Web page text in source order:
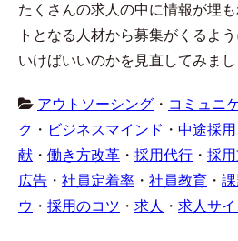
たくさんの求人の中に情報が埋
トとなる人材から募集がくるよ
いけばいいのかを見直してみまし
アウトソーシング ・ コミュニ
ク ・ ビジネスマインド ・ 中途採用
献 ・ 働き方改革 ・ 採用代行 ・ 採
広告 ・ 社員定着率 ・ 社員教育 ・
ウ ・ 採用のコツ ・ 求人 ・ 求人サイ